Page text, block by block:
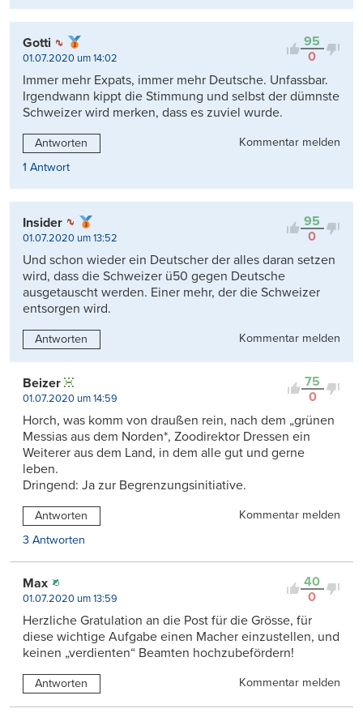
95
0
Gotti
01.07.2020 um 14:02
Immer mehr Expats, immer mehr Deutsche. Unfassbar.
Irgendwann kippt die Stimmung und selbst der dümnste
Schweizer wird merken, dass es zuviel wurde.
Antworten
Kommentar melden
1 Antwort
95
0
Insider
01.07.2020 um 13:52
Und schon wieder ein Deutscher der alles daran setzen
wird, dass die Schweizer ü50 gegen Deutsche
ausgetauscht werden. Einer mehr, der die Schweizer
entsorgen wird.
Antworten Kommentar melden
75
0
Beizer
01.07.2020 um 14:59
Horch, was komm von draußen rein, nach dem „grünen
Messias aus dem Norden*, Zoodirektor Dressen ein
Weiterer aus dem Land, in dem alle gut und gerne
leben.
Dringend: Ja zur Begrenzungsinitiative.
Antworten
Kommentar melden
3 Antworten
40
0
Max
01.07.2020 um 13:59
Herzliche Gratulation an die Post für die Grösse, für
diese wichtige Aufgabe einen Macher einzustellen, und
keinen „verdienten“ Beamten hochzubefördern!
Antworten Kommentar melden